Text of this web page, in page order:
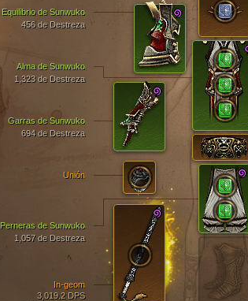
Alma de Sunwuko
1,323 de Destreza
Garras de Sunwuko
694 de Destreza
Equilibrio de Sunwuko
456 de Destreza
Perneras de Sunwuko
1,057 de Destreza
In-geom
3,019.2 DPS
Unión